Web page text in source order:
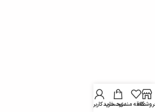
علاقه مندیسبد خرید
حساب کاربری من